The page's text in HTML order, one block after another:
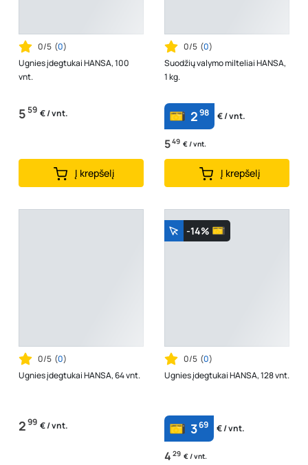
0/5 (0)
Ugnies įdegtukai HANSA, 100
vnt.
559 € / vnt.
Į krepšelį
0/5 (0)
Suodžių valymo milteliai HANSA,
1 kg.
298 € / vnt.
549 € / vnt.
Į krepšelį
0/5 (0)
Ugnies įdegtukai HANSA, 64 vnt.
299 € / vnt.
-14%
0/5 (0)
Ugnies įdegtukai HANSA, 128 vnt.
369 € / vnt.
4 29 € / vnt.